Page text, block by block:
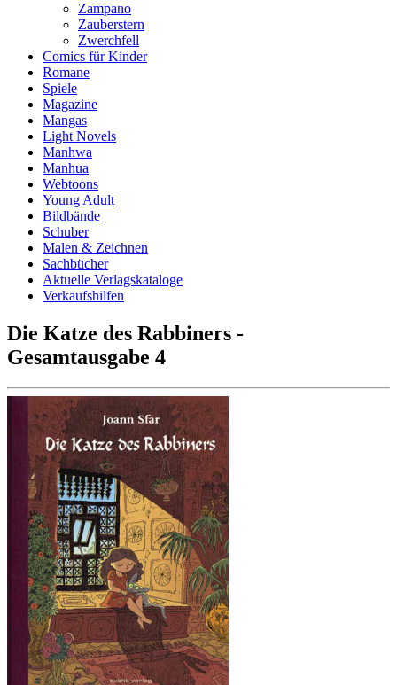
Zampano
Zauberstern
Zwerchfell
Comics für Kinder
Romane
Spiele
Magazine
Mangas
Light Novels
Manhwa
Manhua
Webtoons
Young Adult
Bildbände
Schuber
Malen & Zeichnen
Sachbücher
Aktuelle Verlagskataloge
Verkaufshilfen
Die Katze des Rabbiners -
Gesamtausgabe 4